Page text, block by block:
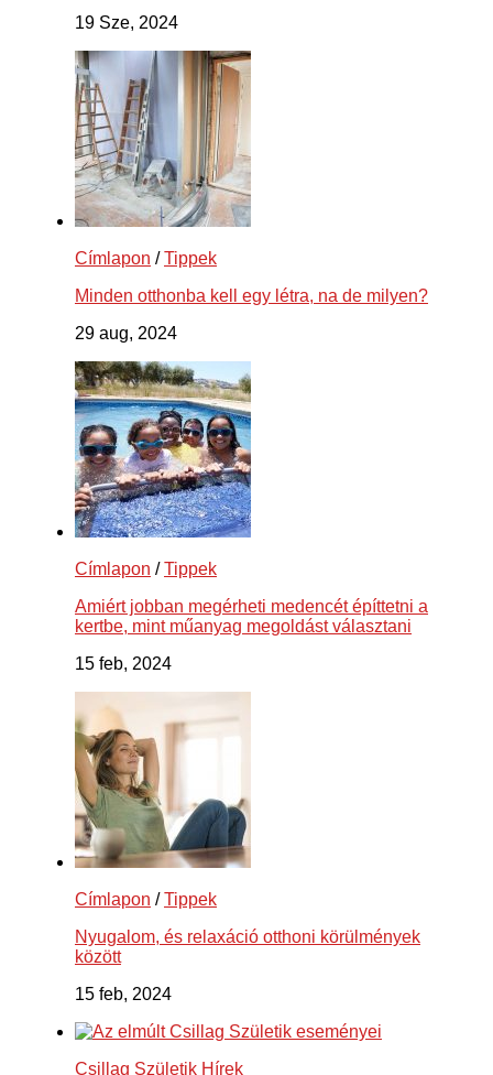
19 Sze, 2024
Címlapon /Tippek
Minden otthonba kell egy létra, na de milyen?
29 aug, 2024
Címlapon /Tippek
Amiért jobban megérheti medencét építtetni a
kertbe, mint műanyag megoldást választani
15 feb, 2024
Címlapon /Tippek
Nyugalom, és relaxáció otthoni körülmények
között
15 feb, 2024
Csillag Születik Hírek